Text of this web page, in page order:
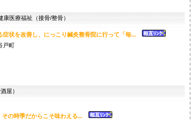
医療福祉（接骨/整骨）
症状を改善し、にっこり鍼灸整骨院に行って「毎...
戸町
屋）
その時季だからこそ味わえる...